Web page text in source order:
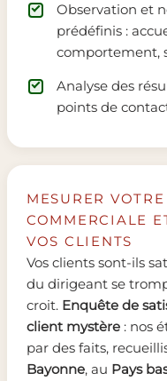
Observation et
prédéfinis :
comportement,
Analyse des
points de
MESURER
COMMERCIALE
VOS CLIENTS
Vos clients sont-ils
du dirigeant se
croit. Enquête de
client mystère: nos
par des faits,
Bayonne, au Pays